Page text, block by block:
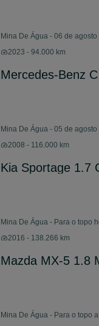
Mina De Água - 06 de agosto
2023 - 94.000 km
Mercedes-Benz
Mina De Água - 05 de agosto
2008 - 116.000 km
Kia Sportage 1.7
Mina De Água - Para o topo
2016 - 138.266 km
Mazda MX-5 1.8
Mina De Água - Para o topo